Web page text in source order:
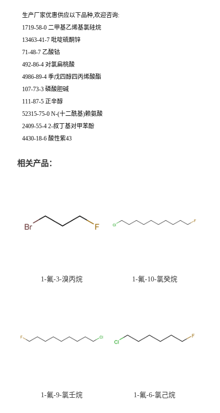
生产厂家优惠供应以下品种,欢迎咨询:
1719-58-0 二甲基乙烯基氯硅烷
13463-41-7 吡啶硫酮锌
71-48-7 乙酸钴
492-86-4 对氯扁桃酸
4986-89-4 季戊四醇四丙烯酸酯
107-73-3 磷酸胆碱
111-87-5 正辛醇
52315-75-0 N-(十二酰基)赖氨酸
2409-55-4 2-叔丁基对甲苯酚
4430-18-6 酸性紫43
相关产品：
1-氟-3-溴丙烷 1-氟-10-氯癸烷
1-氟-9-氯壬烷 1-氟-6-氯己烷